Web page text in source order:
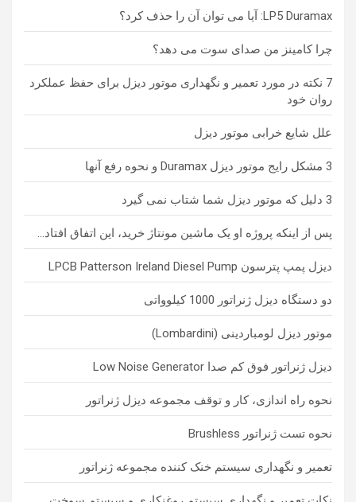
LP5 Duramax: آیا می توان آن را حذف کرد؟
چرا کامینز من صدای سوت می دهد؟
7 نکته در مورد تعمیر و نگهداری موتور دیزل برای حفظ عملکرد
روان خود
علل شایع خرابی موتور دیزل
3 مشکل رایج موتور دیزل Duramax و نحوه رفع آنها
3 دلیل که موتور دیزل شما شتاب نمی گیرد
پس از اینکه پروژه او یک ماشین مونتاژ خرید، این اتفاق افتاد…
دیزل پمپ پترسون LPCB Patterson Ireland Diesel Pump
دو دستگاه دیزل ژنراتور 1000 کیلوواتی
موتور دیزل لومباردینی (Lombardini)
دیزل ژنراتور فوق کم صدا Low Noise Generator
نحوه راه اندازی، کار و توقف مجموعه دیزل ژنراتور
نحوه تست ژنراتور Brushless
تعمیر و نگهداری سیستم خنک کننده مجموعه ژنراتور